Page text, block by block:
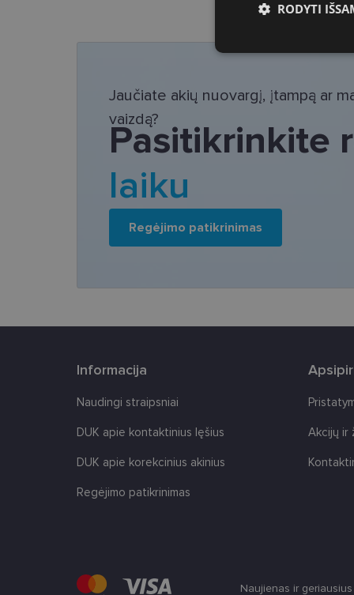
Jaučiate akių nuovargį, įtampą ar
vaizdą?
Pasitikrinkite
laiku
Regėjimo patikrinimas
Informacija
Naudingi straipsniai
DUK apie kontaktinius lęšius
DUK apie korekcinius akinius
Regėjimo patikrinimas
Akcijų ir
Naujienas ir
RODYTI
Šie slapukai yra
saugomi Jūsų
CookieScriptConsent
Pavadinimas